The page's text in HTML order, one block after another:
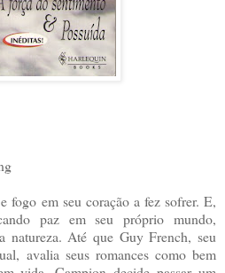
fogo em seu coração a fez sofrer. E,
paz em seu próprio mundo,
natureza. Até que Guy French, seu
avalia seus romances como bem